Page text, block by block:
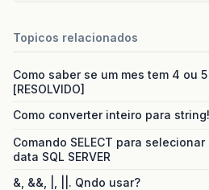
total
}
somaHora( [
Topicos relacionados
Como saber se um mes tem 4 ou
[RESOLVIDO]
Como converter inteiro para string!
Comando SELECT para
data SQL SERVER
&, &&, |, ||. Qndo usar?